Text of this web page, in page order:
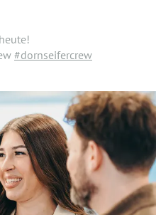
#dornseifercrew